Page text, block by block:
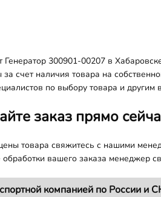
300901-00207 в
счет наличия товара на
по выбору товара и другим
заказ прямо
товара свяжитесь с нашими
вашего заказа менеджер
компанией по России и